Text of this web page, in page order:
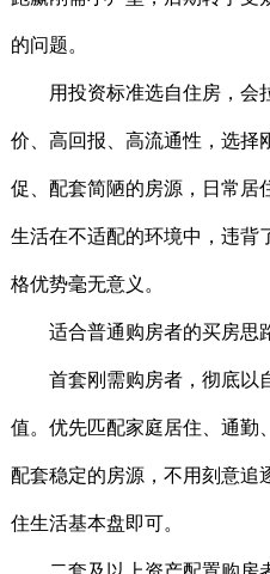
的问题。
用投资标准选自住房，会
价、高回报、高流通性，选择
促、配套简陋的房源，日常居
生活在不适配的环境中，违背
格优势毫无意义。
适合普通购房者的买房思
首套刚需购房者，彻底以
值。优先匹配家庭居住、通勤
配套稳定的房源，不用刻意追
住生活基本盘即可。